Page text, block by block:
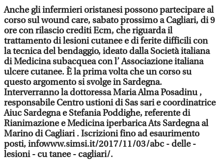
Anche gli infermieri oristanesi possono partecipare al
corso sul wound care, sabato prossimo a Cagliari, di 9
ore con rilascio crediti Ecm, che riguarda il
trattamento di lesioni cutanee e di ferite difficili con
la tecnica del bendaggio, ideato dalla Società italiana
di Medicina subacquea con l’ Associazione italiana
ulcere cutanee. È la prima volta che un corso su
questo argomento si svolge in Sardegna.
Interverranno la dottoressa Maria Alma Posadinu ,
responsabile Centro ustioni di Sas sari e coordinatrice
Aiuc Sardegna e Stefania Poddighe, referente di
Rianimazione e Medicina iperbarica Ats Sardegna al
Marino di Cagliari . Iscrizioni fino ad esaurimento
posti, infowww.simsi.it/2017/11/03/abc - delle -
lesioni - cu tanee - cagliari/.